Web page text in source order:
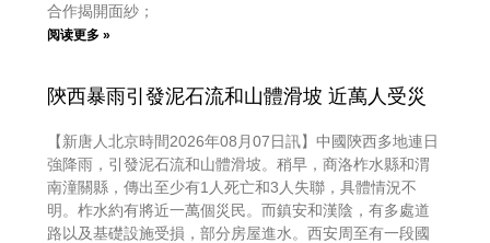
合作揭開面紗；
阅读更多 »
陝西暴雨引發泥石流和山體滑坡 近萬人受災
【新唐人北京時間2026年08月07日訊】中國陝西多地連日
強降雨，引發泥石流和山體滑坡。稍早，商洛柞水縣和渭
南潼關縣，傳出至少有1人死亡和3人失聯，具體情況不
明。柞水約有將近一萬個災民。而鎮安和漢陰，有多處道
路以及基礎設施受損，部分房屋進水。西安周至有一段國